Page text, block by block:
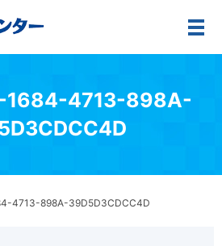
メ
1684-4713-898A-
4713-898A-39D5D3CDCC4D